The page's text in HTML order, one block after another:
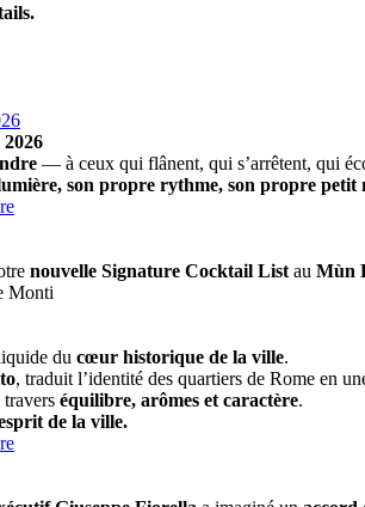
— à ceux qui flânent, qui s’arrêtent, qui
son propre rythme, son propre petit
nouvelle Signature Cocktail List au Mùn
Monti
du cœur historique de la ville.
, traduit l’identité des quartiers de Rome en
travers équilibre, arômes et caractère.
de la ville.